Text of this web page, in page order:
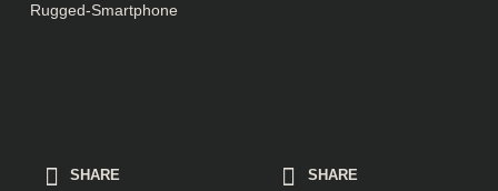
Rugged-Smartphone
SHARE SHARE